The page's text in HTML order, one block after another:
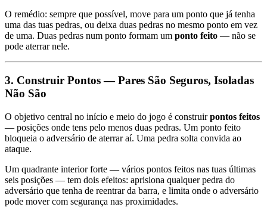
O remédio: sempre que possível, move para um ponto que já tenha
uma das tuas pedras, ou deixa duas pedras no mesmo ponto em vez
de uma. Duas pedras num ponto formam um ponto feito — não se
pode aterrar nele.
3. Construir Pontos — Pares São Seguros, Isoladas
Não São
O objetivo central no início e meio do jogo é construirpontos feitos
— posições onde tens pelo menos duas pedras. Um ponto feito
bloqueia o adversário de aterrar aí. Uma pedra solta convida ao
ataque.
Um quadrante interior forte — vários pontos feitos nas tuas últimas
seis posições — tem dois efeitos: aprisiona qualquer pedra do
adversário que tenha de reentrar da barra, e limita onde o adversário
pode mover com segurança nas proximidades.